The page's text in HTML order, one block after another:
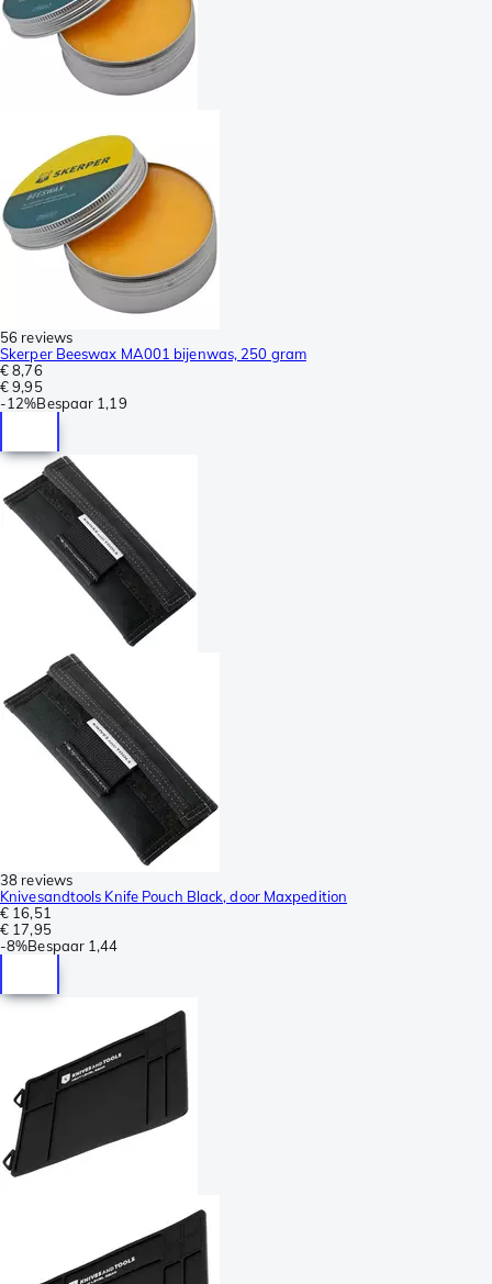
56 reviews
Skerper Beeswax MA001 bijenwas, 250 gram
€ 8,76
€ 9,95
-12%Bespaar 1,19
38 reviews
Knivesandtools Knife Pouch Black, door Maxpedition
€ 16,51
€ 17,95
-8%Bespaar 1,44